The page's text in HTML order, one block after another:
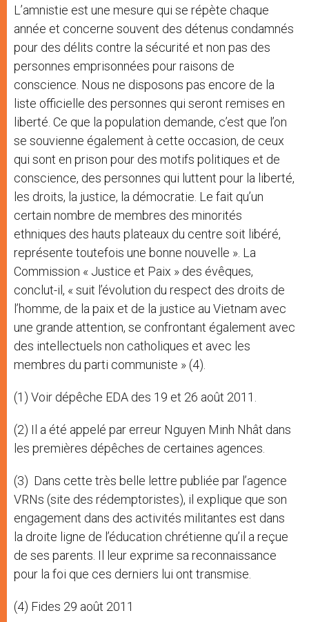
L’amnistie est une mesure qui se répète chaque
année et concerne souvent des détenus condamnés
pour des délits contre la sécurité et non pas des
personnes emprisonnées pour raisons de
conscience. Nous ne disposons pas encore de la
liste officielle des personnes qui seront remises en
liberté. Ce que la population demande, c’est que l’on
se souvienne également à cette occasion, de ceux
qui sont en prison pour des motifs politiques et de
conscience, des personnes qui luttent pour la liberté,
les droits, la justice, la démocratie. Le fait qu’un
certain nombre de membres des minorités
ethniques des hauts plateaux du centre soit libéré,
représente toutefois une bonne nouvelle ». La
Commission « Justice et Paix » des évêques,
conclut-il, « suit l’évolution du respect des droits de
l’homme, de la paix et de la justice au Vietnam avec
une grande attention, se confrontant également avec
des intellectuels non catholiques et avec les
membres du parti communiste » (4).
(1) Voir dépêche EDA des 19 et 26 août 2011.
(2) Il a été appelé par erreur Nguyen Minh Nhât dans
les premières dépêches de certaines agences.
(3) Dans cette très belle lettre publiée par l’agence
VRNs (site des rédemptoristes), il explique que son
engagement dans des activités militantes est dans
la droite ligne de l’éducation chrétienne qu’il a reçue
de ses parents. Il leur exprime sa reconnaissance
pour la foi que ces derniers lui ont transmise.
(4) Fides 29 août 2011